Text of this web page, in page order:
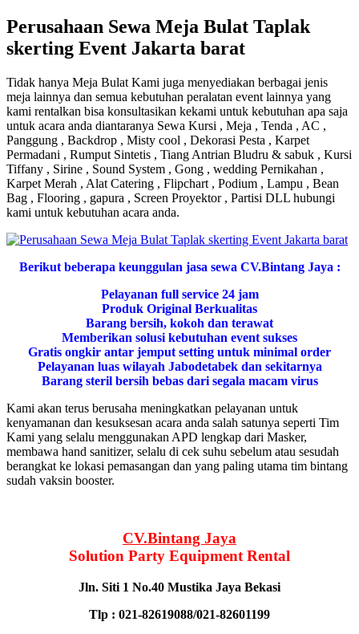
Perusahaan Sewa Meja Bulat Taplak
skerting Event Jakarta barat
Tidak hanya Meja Bulat Kami juga menyediakan berbagai jenis
meja lainnya dan semua kebutuhan peralatan event lainnya yang
kami rentalkan bisa konsultasikan kekami untuk kebutuhan apa saja
untuk acara anda diantaranya Sewa Kursi , Meja , Tenda , AC ,
Panggung , Backdrop , Misty cool , Dekorasi Pesta , Karpet
Permadani , Rumput Sintetis , Tiang Antrian Bludru & sabuk , Kursi
Tiffany , Sirine , Sound System , Gong , wedding Pernikahan ,
Karpet Merah , Alat Catering , Flipchart , Podium , Lampu , Bean
Bag , Flooring , gapura , Screen Proyektor , Partisi DLL hubungi
kami untuk kebutuhan acara anda.
Berikut beberapa keunggulan jasa sewa CV.Bintang Jaya :
Pelayanan full service 24 jam
Produk Original Berkualitas
Barang bersih, kokoh dan terawat
Memberikan solusi kebutuhan event sukses
Gratis ongkir antar jemput setting untuk minimal order
Pelayanan luas wilayah Jabodetabek dan sekitarnya
Barang steril bersih bebas dari segala macam virus
Kami akan terus berusaha meningkatkan pelayanan untuk
kenyamanan dan kesuksesan acara anda salah satunya seperti Tim
Kami yang selalu menggunakan APD lengkap dari Masker,
membawa hand sanitizer, selalu di cek suhu sebelum atau sesudah
berangkat ke lokasi pemasangan dan yang paling utama tim bintang
sudah vaksin booster.
CV.Bintang Jaya
Solution Party EquipmentRental
Jln. Siti 1 No.40 Mustika Jaya Bekasi
Tlp : 021-82619088/021-82601199